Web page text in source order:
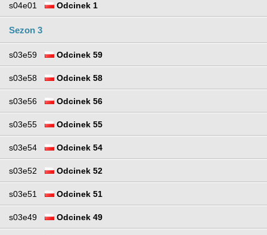
s04e01 Odcinek 1
Sezon 3
s03e59 Odcinek 59
s03e58 Odcinek 58
s03e56 Odcinek 56
s03e55 Odcinek 55
s03e54 Odcinek 54
s03e52 Odcinek 52
s03e51 Odcinek 51
s03e49 Odcinek 49